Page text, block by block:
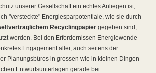
unserer Gesellschaft ein echtes Anliegen ist,
"versteckte" Energiesparpotentiale, wie sie durch
Recyclingpapier gegeben sind,
werden. Bei den Erfordernissen Energiewende
Engagement aller, auch seitens der
Planungsbüros in grossen wie in kleinen Dingen
Entwurfsunterlagen gerade bei